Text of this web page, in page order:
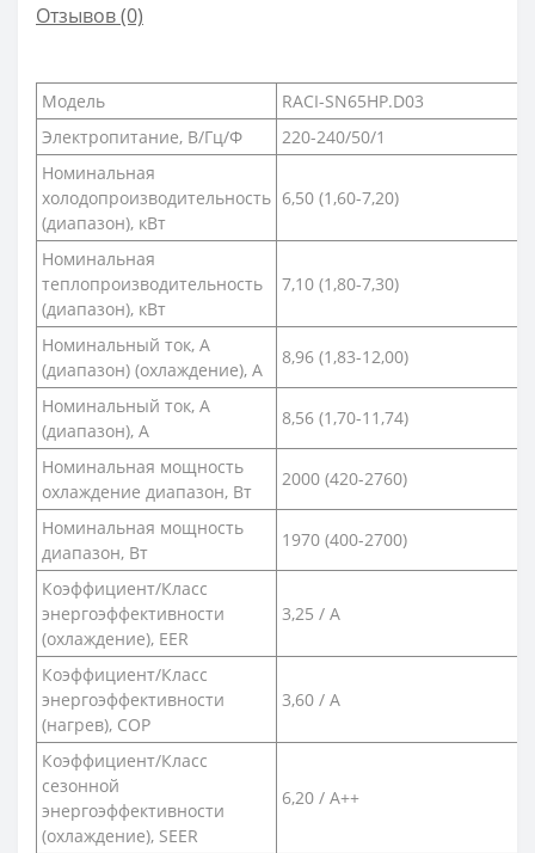
Отзывов (0)
Модель
RACI-SN65HP.D03
Электропитание, В/Гц/Ф
220-240/50/1
Номинальная
холодопроизводительность
(диапазон), кВт
6,50 (1,60-7,20)
Номинальная
теплопроизводительность
(диапазон), кВт
7,10 (1,80-7,30)
Номинальный ток, А
(диапазон) (охлаждение), А
8,96 (1,83-12,00)
Номинальный ток, А
(диапазон), А
8,56 (1,70-11,74)
Номинальная мощность
охлаждение диапазон, Вт
2000 (420-2760)
Номинальная мощность
диапазон, Вт
1970 (400-2700)
Коэффициент/Класс
энергоэффективности
(охлаждение), EER
3,25 / A
Коэффициент/Класс
энергоэффективности
(нагрев), COP
3,60 / A
Коэффициент/Класс
сезонной
энергоэффективности
(охлаждение), SEER
6,20 / A++